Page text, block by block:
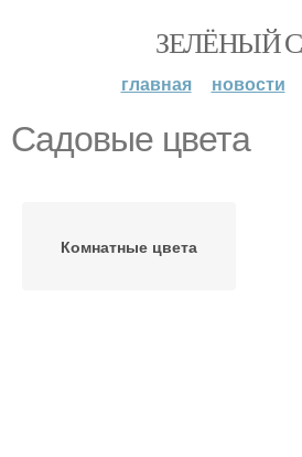
ЗЕЛЁНЫЙ
главная новости
Садовые цвета
Комнатные цвета